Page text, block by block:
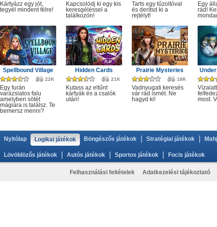
Kártyázz egy jót,
tegyél mindent félre!
Kapcsolódj ki egy kis
keresgéléssel a
találkozón!
Tarts egy tűzoltóval
és derítsd ki a
rejtélyt!
Egy
rád!
Spellbound Village
22K
Egy furán
varázslatos falu
amelyben sötét
mágiára is találsz. Te
bemersz menni?
Hidden Cards
21K
Kutass az eltűnt
kártyák és a csalók
után!
Prairie Mysteries
18K
Vadnyugati keresés
vár rád ismét. Ne
hagyd ki!
most.
Nyitólap Logikai játékok Böngészős játékok Stratégiai játékok
Lövöldözős játékok Autós játékok Sportos játékok Focis játékok
Felhasználási feltételek Adatkezelési tájékoztató